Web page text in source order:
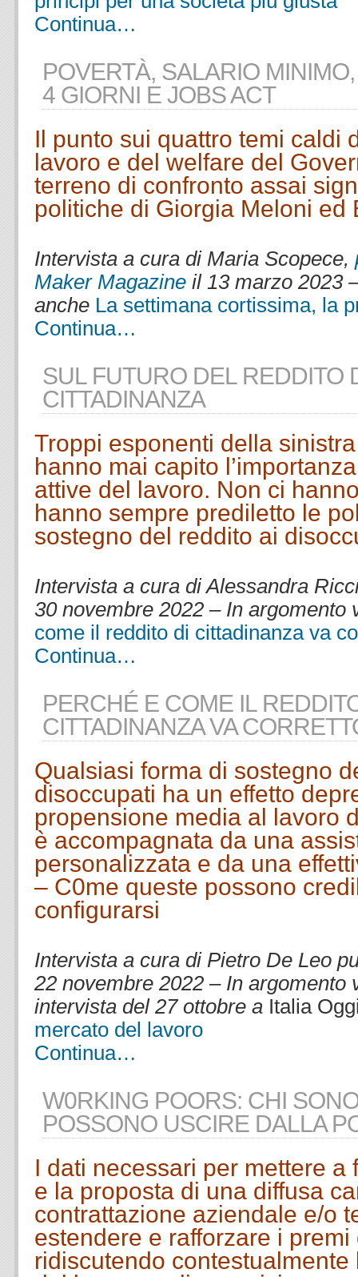
Continua…
POVERTÀ, SALARIO
4 GIORNI E JOBS ACT
Il punto sui quattro temi caldi
lavoro e del welfare del
terreno di confronto assai
politiche di Giorgia Meloni ed
Intervista a cura di Maria Scopece,
Maker Magazine il 13 marzo 2023
anche La settimana cortissima, la
Continua…
SUL FUTURO DEL REDDITO
CITTADINANZA
Troppi esponenti della
hanno mai capito
attive del lavoro. Non ci
hanno sempre prediletto le
sostegno del reddito ai
Intervista a cura di Alessandra
30 novembre 2022 – In argomento
come il reddito di cittadinanza va
Continua…
PERCHÉ E COME IL
CITTADINANZA VA
Qualsiasi forma di sostegno
disoccupati ha un effetto
propensione media al lavoro
è accompagnata da una
personalizzata e da una
– C0me queste possono
configurarsi
Intervista a cura di Pietro De Leo
22 novembre 2022 – In argomento
intervista del 27 ottobre a Italia
mercato del lavoro
Continua…
W0RKING POORS: CHI
POSSONO USCIRE DALLA
I dati necessari per mettere a
e la proposta di una diffusa
contrattazione aziendale e/o
estendere e rafforzare i
ridiscutendo contestualmente